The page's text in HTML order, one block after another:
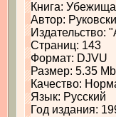
Книга:
Автор:
Издательство:
Страниц: 143
Формат: DJVU
Размер: 5.35
Качество:
Язык: Русский
Год издания: